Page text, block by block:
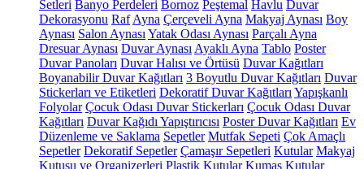
Setleri Banyo Perdeleri Bornoz Peştemal Havlu Duvar
Dekorasyonu Raf Ayna Çerçeveli Ayna Makyaj Aynası Boy
Aynası Salon Aynası Yatak Odası Aynası Parçalı Ayna
Dresuar Aynası Duvar Aynası Ayaklı Ayna Tablo Poster
Duvar Panoları Duvar Halısı ve Örtüsü Duvar Kağıtları
Boyanabilir Duvar Kağıtları 3 Boyutlu Duvar Kağıtları Duvar
Stickerları ve Etiketleri Dekoratif Duvar Kağıtları Yapışkanlı
Folyolar Çocuk Odası Duvar Stickerları Çocuk Odası Duvar
Kağıtları Duvar Kağıdı Yapıştırıcısı Poster Duvar Kağıtları Ev
Düzenleme ve Saklama Sepetler Mutfak Sepeti Çok Amaçlı
Sepetler Dekoratif Sepetler Çamaşır Sepetleri Kutular Makyaj
Kutusu ve Organizerleri Plastik Kutular Kumaş Kutular